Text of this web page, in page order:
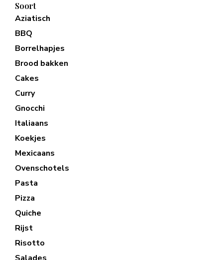
Soort
Aziatisch
BBQ
Borrelhapjes
Brood bakken
Cakes
Curry
Gnocchi
Italiaans
Koekjes
Mexicaans
Ovenschotels
Pasta
Pizza
Quiche
Rijst
Risotto